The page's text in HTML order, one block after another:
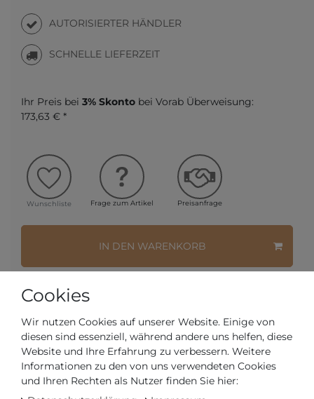
AUTORISIERTER HÄNDLER
SCHNELLE LIEFERZEIT
Ihr Preis bei 3% Skonto bei Vorab Überweisung:
173,63 € *
Wunschliste Frage zum Artikel Preisanfrage
IN DEN WARENKORB
* inkl. ges. MwSt. zzgl. Versandkosten
Cookies
Wir nutzen Cookies auf unserer Website. Einige von
diesen sind essenziell, während andere uns helfen, diese
Website und Ihre Erfahrung zu verbessern. Weitere
Informationen zu den von uns verwendeten Cookies
und Ihren Rechten als Nutzer finden Sie hier: